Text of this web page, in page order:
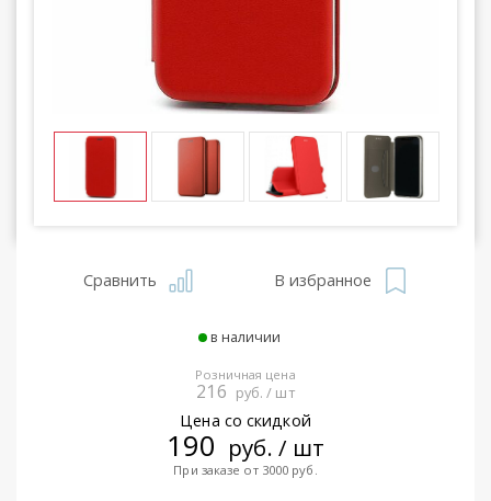
Сравнить В избранное
в наличии
Розничная цена
216 руб. / шт
Цена со скидкой
190 руб. / шт
При заказе от 3000 руб.